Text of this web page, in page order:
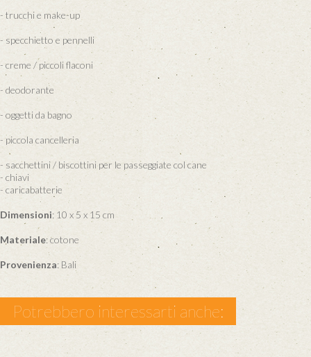
- trucchi e make-up
- specchietto e pennelli
- creme / piccoli flaconi
- deodorante
- oggetti da bagno
- piccola cancelleria
- sacchettini / biscottini per le passeggiate col cane
- chiavi
- caricabatterie
Dimensioni: 10 x 5 x 15 cm
Materiale: cotone
Provenienza: Bali
Potrebbero interessarti anche: